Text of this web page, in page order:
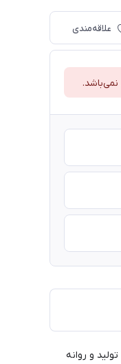
علاقه‌مندی
و روانه